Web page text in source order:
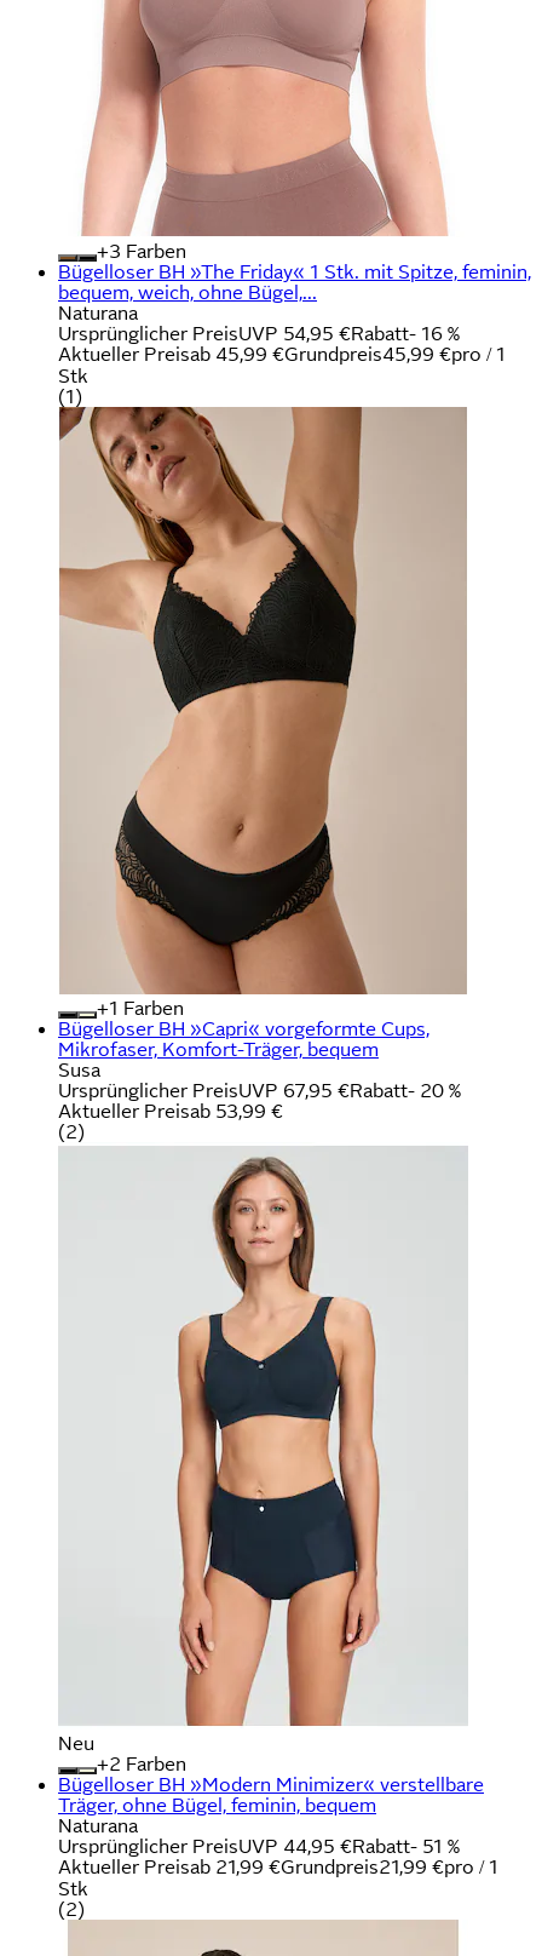
+
Farben
Bügelloser BH »The Friday« 1 Stk. mit Spitze, feminin,
bequem, weich, ohne Bügel,...
Naturana
Ursprünglicher PreisUVP 54,95 €Rabatt- 16 %
Aktueller Preisab 45,99 €Grundpreis45,99 €pro / 1
Stk
(1)
+
Farben
Bügelloser BH »Capri« vorgeformte Cups,
Mikrofaser, Komfort-Träger, bequem
Susa
Ursprünglicher PreisUVP 67,95 €Rabatt- 20 %
Aktueller Preisab 53,99 €
(2)
Neu
+
Farben
Bügelloser BH »Modern Minimizer« verstellbare
Träger, ohne Bügel, feminin, bequem
Naturana
Ursprünglicher PreisUVP 44,95 €Rabatt- 51 %
Aktueller Preisab 21,99 €Grundpreis21,99 €pro / 1
Stk
(2)